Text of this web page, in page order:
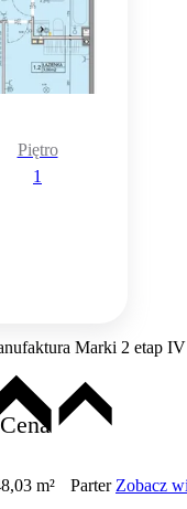
Piętro
1
Marki 2 etap IV
Cena
m² Parter Zobacz